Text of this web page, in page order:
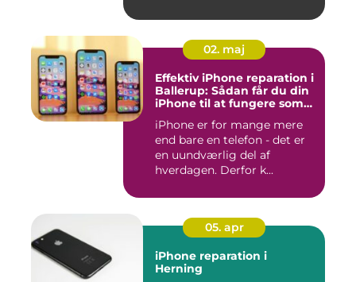
02. maj
Effektiv iPhone reparation i
Ballerup: Sådan får du din
iPhone til at fungere som
iPhone er for mange mere
end bare en telefon - det er
en uundværlig del af
hverdagen. Derfor k...
05. apr
iPhone reparation i
Herning